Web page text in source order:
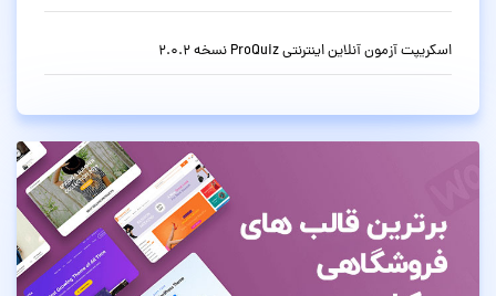
اسکریپت آزمون آنلاین اینترنتی ProQuiz نسخه 2.0.2